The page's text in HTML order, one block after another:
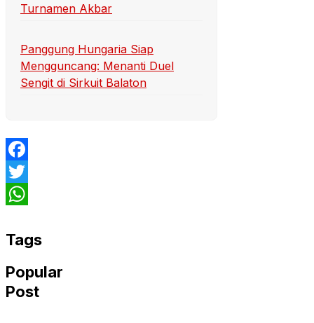
Turnamen Akbar
Panggung Hungaria Siap
Mengguncang: Menanti Duel
Sengit di Sirkuit Balaton
Facebook
Twitter
Tags
Popular
Post